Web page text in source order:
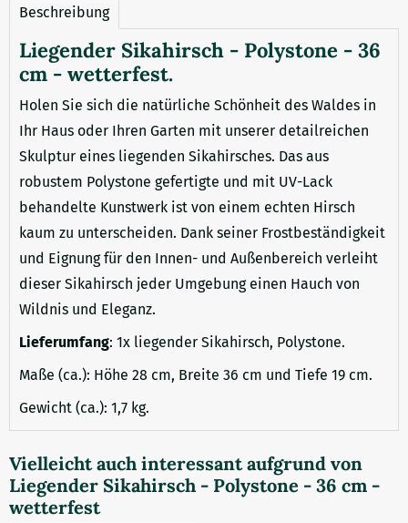
Beschreibung
Liegender Sikahirsch - Polystone - 36
cm - wetterfest.
Holen Sie sich die natürliche Schönheit des Waldes in
Ihr Haus oder Ihren Garten mit unserer detailreichen
Skulptur eines liegenden Sikahirsches. Das aus
robustem Polystone gefertigte und mit UV-Lack
behandelte Kunstwerk ist von einem echten Hirsch
kaum zu unterscheiden. Dank seiner Frostbeständigkeit
und Eignung für den Innen- und Außenbereich verleiht
dieser Sikahirsch jeder Umgebung einen Hauch von
Wildnis und Eleganz.
Lieferumfang: 1x liegender Sikahirsch, Polystone.
Maße (ca.): Höhe 28 cm, Breite 36 cm und Tiefe 19 cm.
Gewicht (ca.): 1,7 kg.
Vielleicht auch interessant aufgrund von
Liegender Sikahirsch - Polystone - 36 cm -
wetterfest